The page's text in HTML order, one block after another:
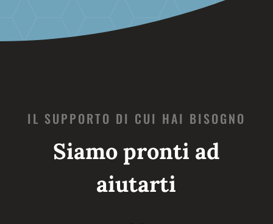
IL SUPPORTO DI CUI HAI BISOGNO
Siamo pronti ad
aiutarti